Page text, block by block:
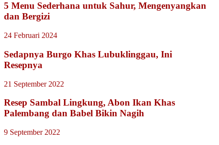
5 Menu Sederhana untuk Sahur, Mengenyangkan
dan Bergizi
24 Februari 2024
Sedapnya Burgo Khas Lubuklinggau, Ini
Resepnya
21 September 2022
Resep Sambal Lingkung, Abon Ikan Khas
Palembang dan Babel Bikin Nagih
9 September 2022